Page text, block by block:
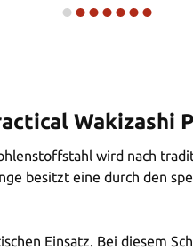
Wakizashi
wird nach
besitzt eine durch den
Einsatz. Bei diesem